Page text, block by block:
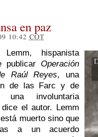
en paz
10:42 COT
hispanista
publicar Operación
Raúl Reyes, una
de las Farc y de
una involuntaria
el autor. Lemm
muerto sino que
a un acuerdo